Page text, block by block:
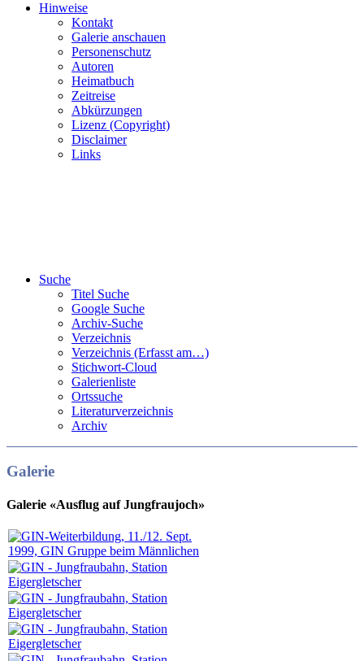
Hinweise
Kontakt
Galerie anschauen
Personenschutz
Autoren
Heimatbuch
Zeitreise
Abkürzungen
Lizenz (Copyright)
Disclaimer
Links
Suche
Titel Suche
Google Suche
Archiv-Suche
Verzeichnis
Verzeichnis (Erfasst am…)
Stichwort-Cloud
Galerienliste
Ortssuche
Literaturverzeichnis
Archiv
Galerie
Galerie «Ausflug auf Jungfraujoch»